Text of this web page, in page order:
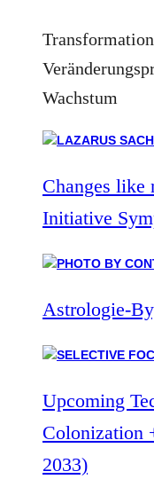
Wachstum
Changes like
Initiative
Astrologie-
Upcoming
Colonization
2033)